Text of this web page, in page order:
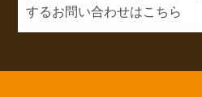
するお問い合わせはこちら